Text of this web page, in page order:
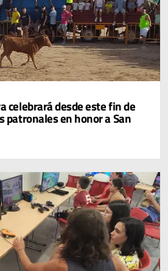
celebrará desde este fin de
patronales en honor a San